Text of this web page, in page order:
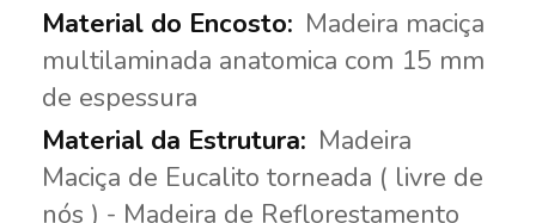
Madeira maciça
multilaminada anatomica com 15 mm
de espessura
Madeira
Maciça de Eucalito torneada ( livre de
nós ) - Madeira de Reflorestamento